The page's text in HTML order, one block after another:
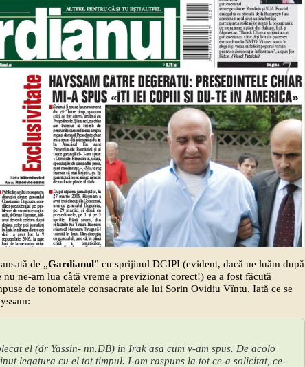
de „Gardianul” cu sprijinul DGIPI (evident, dacă ne luăm după
ne-am lua câtă vreme a previzionat corect!) ea a fost făcută
de tonomatele consacrate ale lui Sorin Ovidiu Vîntu. Iată ce se
el (dr Yassin- nn.DB) in Irak asa cum v-am spus. De acolo
legatura cu el tot timpul. I-am raspuns la tot ce-a solicitat, ce-